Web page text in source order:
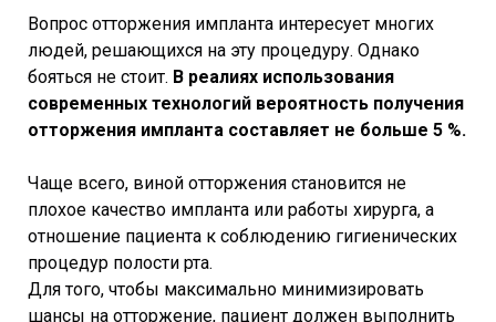
Вопрос отторжения импланта интересует многих
людей, решающихся на эту процедуру. Однако
бояться не стоит. В реалиях использования
современных технологий вероятность получения
отторжения импланта составляет не больше 5 %.
Чаще всего, виной отторжения становится не
плохое качество импланта или работы хирурга, а
отношение пациента к соблюдению гигиенических
процедур полости рта.
Для того, чтобы максимально минимизировать
шансы на отторжение, пациент должен выполнить